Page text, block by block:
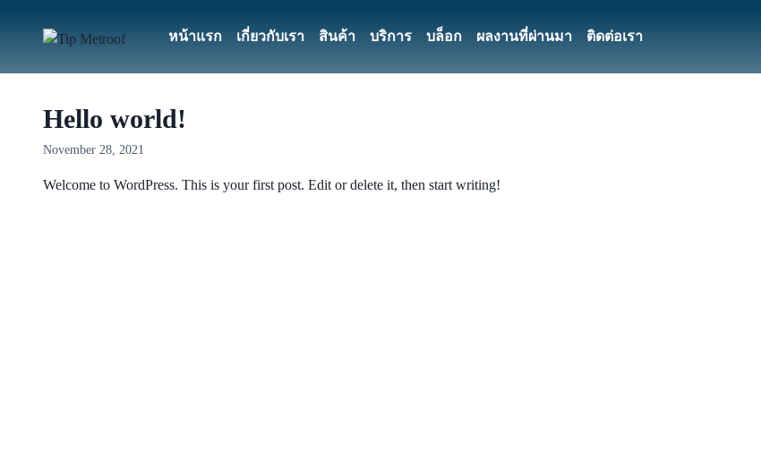
หน้าแรก เกี่ยวกับเรา สินค้า บริการ บล็อก ผลงานที่ผ่านมา ติดต่อเรา
Hello world!
November 28, 2021
Welcome to WordPress. This is your first post. Edit or delete it, then start writing!